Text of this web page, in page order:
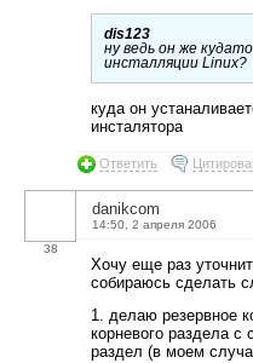
dis123
ну ведь он же
инсталляции Linux?
куда он
инсталятора
Ответить
38
danikcom
14:50, 2 апреля 2006
Хочу еще раз
собираюсь сделать
1. делаю резервное
корневого раздела с
раздел (в моем